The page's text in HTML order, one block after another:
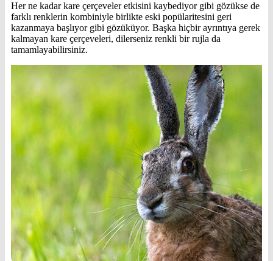
Her ne kadar kare çerçeveler etkisini kaybediyor gibi gözükse de
farklı renklerin kombiniyle birlikte eski popülaritesini geri
kazanmaya başlıyor gibi gözüküyor. Başka hiçbir ayrıntıya gerek
kalmayan kare çerçeveleri, dilerseniz renkli bir rujla da
tamamlayabilirsiniz.